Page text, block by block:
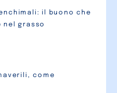
il buono che
nel grasso
come